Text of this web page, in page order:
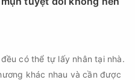
routine chăm sóc da. Tần
có thể tự lấy nhân tại nhà.
khác nhau và cần được